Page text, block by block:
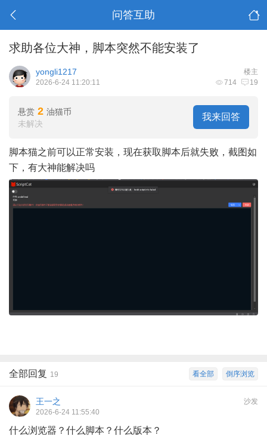
问答互助
求助各位大神，脚本突然不能安装了
楼主
yongli1217
714 19
2026-6-24 11:20:11
我来回答
悬赏 2 油猫币
未解决
脚本猫之前可以正常安装，现在获取脚本后就失败，截图如
下，有大神能解决吗
倒序浏览
看全部
全部回复 19
沙发
王一之
2026-6-24 11:55:40
什么浏览器？什么脚本？什么版本？